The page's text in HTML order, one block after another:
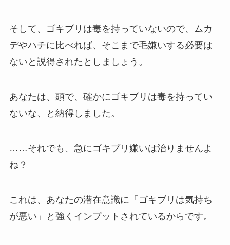
そして、ゴキブリは毒を持っていないので、ムカ
デやハチに比べれば、そこまで毛嫌いする必要は
ないと説得されたとしましょう。
あなたは、頭で、確かにゴキブリは毒を持ってい
ないな、と納得しました。
……それでも、急にゴキブリ嫌いは治りませんよ
ね？
これは、あなたの潜在意識に「ゴキブリは気持ち
が悪い」と強くインプットされているからです。